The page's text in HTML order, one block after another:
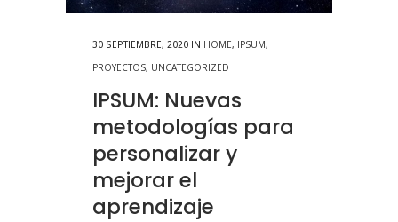
30 SEPTIEMBRE, 2020 IN HOME, IPSUM,
PROYECTOS, UNCATEGORIZED
IPSUM: Nuevas
metodologías para
personalizar y
mejorar el
aprendizaje